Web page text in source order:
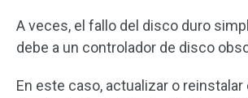
A veces, el fallo del disco duro
debe a un controlador de disco
En este caso, actualizar o